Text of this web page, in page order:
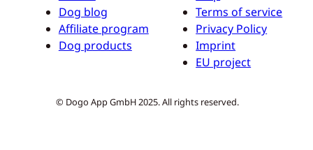
Dog blog
Affiliate program
Dog products
Terms of service
Privacy Policy
Imprint
EU project
© Dogo App GmbH 2025. All rights reserved.